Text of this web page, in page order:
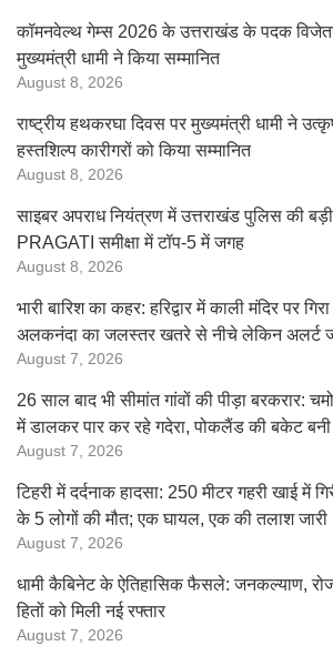
कॉमनवेल्थ गेम्स 2026 के उत्तराखंड के पदक
मुख्यमंत्री धामी ने किया सम्मानित
August 8, 2026
राष्ट्रीय हथकरघा दिवस पर मुख्यमंत्री धामी ने
हस्तशिल्प कारीगरों को किया सम्मानित
August 8, 2026
साइबर अपराध नियंत्रण में उत्तराखंड पुलिस की
PRAGATI समीक्षा में टॉप-5 में जगह
August 8, 2026
भारी बारिश का कहर: हरिद्वार में काली मंदिर पर
अलकनंदा का जलस्तर खतरे से नीचे लेकिन अलर्ट
August 7, 2026
26 साल बाद भी सीमांत गांवों की पीड़ा बरकरार:
में डालकर पार कर रहे गदेरा, पोकलैंड की बकेट बनी
August 7, 2026
टिहरी में दर्दनाक हादसा: 250 मीटर गहरी खाई में
के 5 लोगों की मौत; एक घायल, एक की तलाश जारी
August 7, 2026
धामी कैबिनेट के ऐतिहासिक फैसले: जनकल्याण,
हितों को मिली नई रफ्तार
August 7, 2026